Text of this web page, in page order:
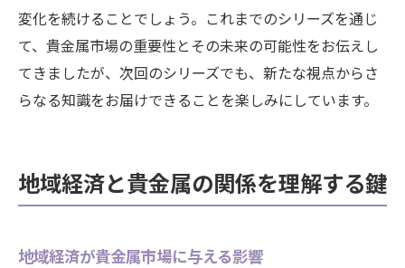
変化を続けることでしょう。これまでのシリーズを通じ
て、貴金属市場の重要性とその未来の可能性をお伝えし
てきましたが、次回のシリーズでも、新たな視点からさ
らなる知識をお届けできることを楽しみにしています。
地域経済と貴金属の関係を理解する鍵
地域経済が貴金属市場に与える影響